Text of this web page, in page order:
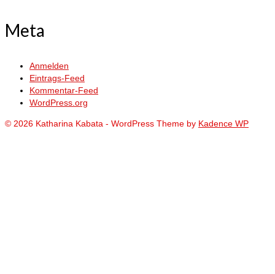
Meta
Anmelden
Eintrags-Feed
Kommentar-Feed
WordPress.org
© 2026 Katharina Kabata - WordPress Theme by Kadence WP